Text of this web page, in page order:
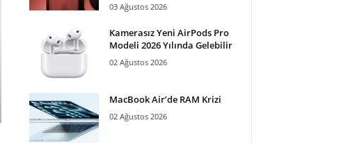
03 Ağustos 2026
Kamerasız Yeni AirPods Pro
Modeli 2026 Yılında Gelebilir
02 Ağustos 2026
MacBook Air’de RAM Krizi
02 Ağustos 2026